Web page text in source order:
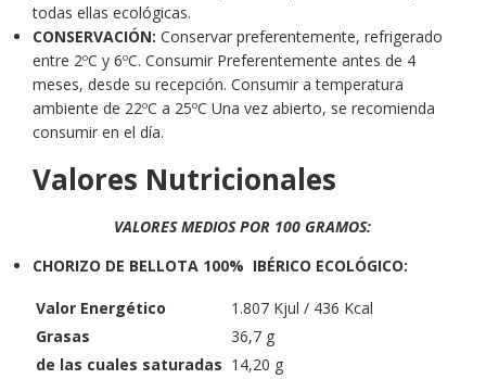
todas ellas ecológicas.
CONSERVACIÓN: Conservar preferentemente, refrigerado
entre 2ºC y 6ºC. Consumir Preferentemente antes de 4
meses, desde su recepción. Consumir a temperatura
ambiente de 22ºC a 25ºC Una vez abierto, se recomienda
consumir en el día.
Valores Nutricionales
VALORES MEDIOS POR 100 GRAMOS:
CHORIZO DE BELLOTA 100% IBÉRICO ECOLÓGICO:
Valor Energético
1.807 Kjul / 436 Kcal
Grasas
36,7 g
de las cuales saturadas 14,20 g